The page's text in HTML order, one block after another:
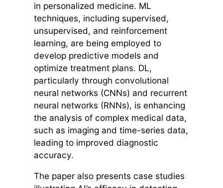
in personalized medicine. ML
techniques, including supervised,
unsupervised, and reinforcement
learning, are being employed to
develop predictive models and
optimize treatment plans. DL,
particularly through convolutional
neural networks (CNNs) and recurrent
neural networks (RNNs), is enhancing
the analysis of complex medical data,
such as imaging and time-series data,
leading to improved diagnostic
accuracy.
The paper also presents case studies